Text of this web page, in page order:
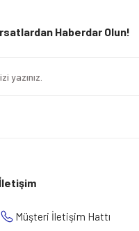
Haberdar Olun!
Müşteri İletişim Hattı